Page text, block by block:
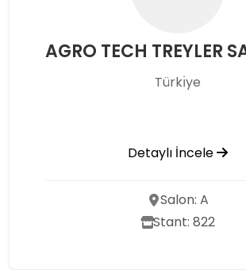
Türkı̇ye
Detaylı İncele
Salon: A
Stant: 822